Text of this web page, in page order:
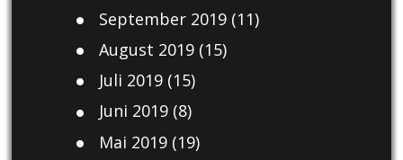
September 2019(11)
August 2019(15)
Juli 2019(15)
Juni 2019(8)
Mai 2019(19)